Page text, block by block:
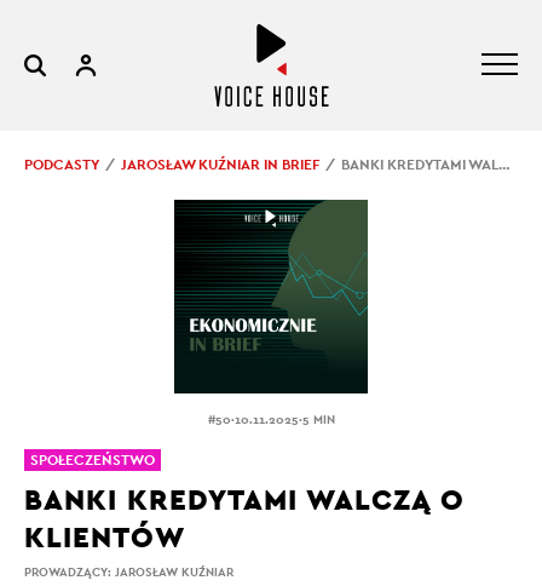
PODCASTY JAROSŁAW KUŹNIAR IN BRIEF BANKI KREDYTAMI WALCZĄ O KLIENTÓW
#50.10.11.2025.5 MIN
PROWADZĄCY: JAROSŁAW KUŹNIAR
BANKI KREDYTAMI WALCZĄ O
KLIENTÓW
SPOŁECZEŃSTWO